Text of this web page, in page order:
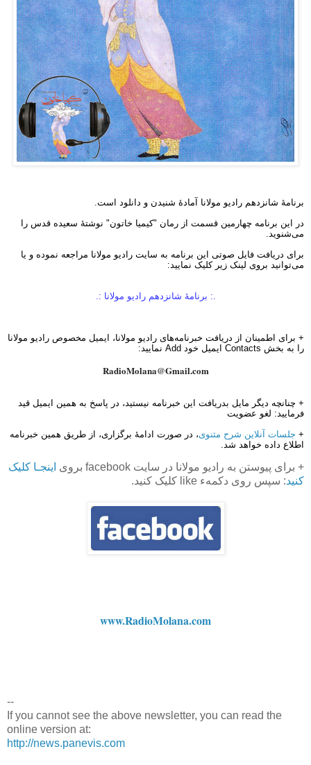
برنامهٔ شانزدهم رادیو مولانا آمادهٔ شنیدن و دانلود است.
در این برنامه چهارمین قسمت از رمان "کیمیا خاتون" نوشتهٔ سعیده قدس را
می‌شنوید.
برای دریافت فایل‌ صوتی این برنامه به سایت رادیو مولانا مراجعه نموده و یا
می‌توانید بروی لینک زیر کلیک نمایید:
.: برنامهٔ شانزدهم رادیو مولانا :.
+ برای اطمینان از دریافت خبرنامه‌های رادیو مولانا، ایمیل مخصوص رادیو مولانا
را به بخش Contacts ایمیل خود Add نمایید:
RadioMolana@Gmail.com
+ چنانچه دیگر مایل بدریافت این خبرنامه نیستید، در پاسخ به همین ایمیل قید
فرمایید: لغو عضویت
+ جلسات آنلاین شرح مثنوی، در صورت ادامهٔ برگزاری، از طریق همین خبرنامه
اطلاع داده خواهد شد.
+ برای پیوستن به رادیو مولانا در سایت facebook بروی
اینجـا کلیک
کنید: سپس روی دکمهء like کلیک کنید.
www.RadioMolana.com
--
If you cannot see the above newsletter, you can read the
online version at:
http://news.panevis.com